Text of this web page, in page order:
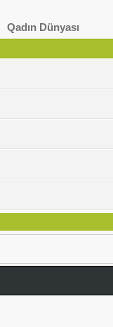
Qadın Dünyası